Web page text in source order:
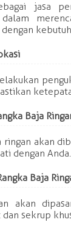
jasa
Baja
ringan akan
dengan Anda.
Baja
akan
sekrup